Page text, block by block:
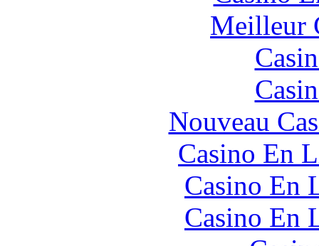
Meilleur
Nouveau
Casino En
Casino En
Casino En